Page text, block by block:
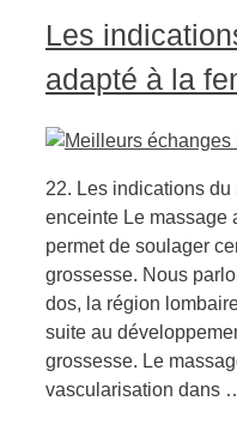
Les
adapté à la
22. Les indications
enceinte Le massage
permet de soulager
grossesse. Nous
dos, la région
suite au
grossesse. Le
vascularisation dans